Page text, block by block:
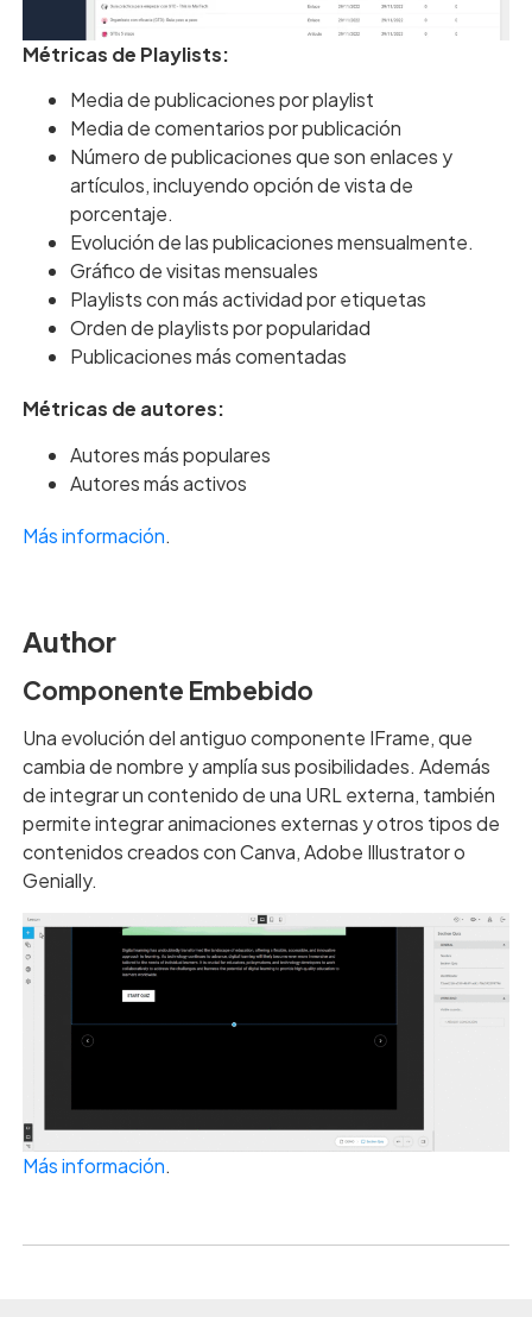
Métricas de Playlists:
Media de publicaciones por playlist
Media de comentarios por publicación
Número de publicaciones que son enlaces y
artículos, incluyendo opción de vista de
porcentaje.
Evolución de las publicaciones mensualmente.
Gráfico de visitas mensuales
Playlists con más actividad por etiquetas
Orden de playlists por popularidad
Publicaciones más comentadas
Métricas de autores:
Autores más populares
Autores más activos
Más información.
Author
Componente Embebido
Una evolución del antiguo componente IFrame, que
cambia de nombre y amplía sus posibilidades. Además
de integrar un contenido de una URL externa, también
permite integrar animaciones externas y otros tipos de
contenidos creados con Canva, Adobe Illustrator o
Genially.
Más información.